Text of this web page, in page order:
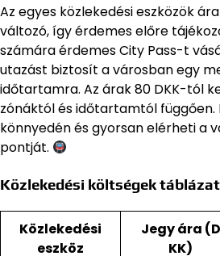
Az egyes közlekedési eszközök
változó, így érdemes előre
számára érdemes City Pass-t
utazást biztosít a városban egy
időtartamra. Az árak 80 DKK-tól
zónáktól és időtartamtól függően.
könnyedén és gyorsan elérheti a
pontját.
Közlekedési költségek táblázat
Közlekedési
eszköz
Jegy ára (D
KK)